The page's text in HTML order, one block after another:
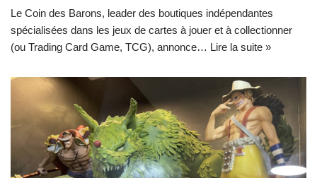
Le Coin des Barons, leader des boutiques indépendantes
spécialisées dans les jeux de cartes à jouer et à collectionner
(ou Trading Card Game, TCG), annonce… Lire la suite »